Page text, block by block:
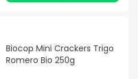
Biocop Mini Crackers Trigo
Romero Bio 250g